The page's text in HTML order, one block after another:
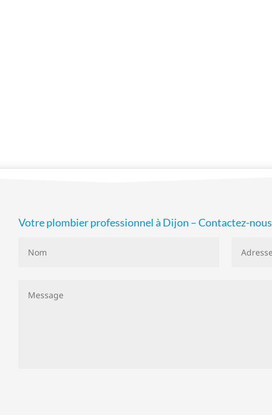
Votre plombier professionnel à Dijon – Contactez-nous